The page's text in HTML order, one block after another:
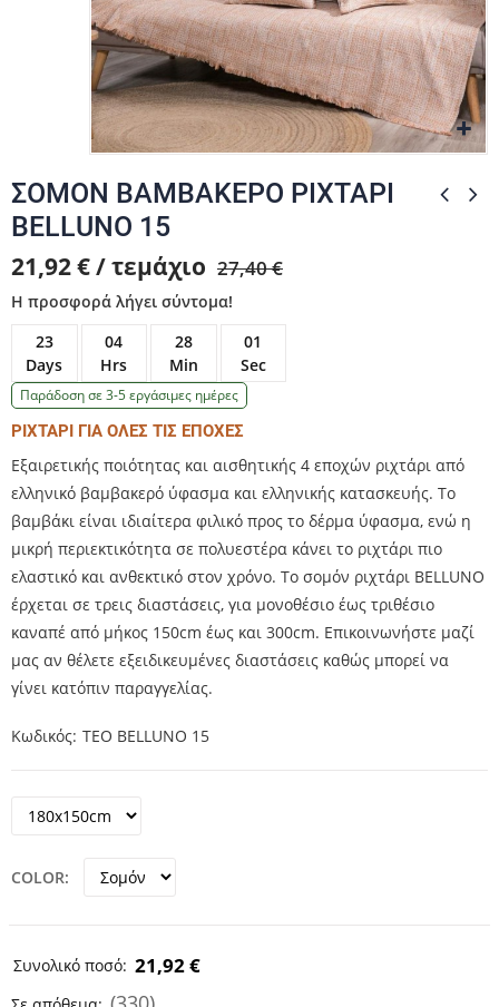
ΣΟΜΟΝ ΒΑΜΒΑΚΕΡΟ ΡΙΧΤΑΡΙ
BELLUNO 15
21,92 € / τεμάχιο 27,40 €
Η προσφορά λήγει σύντομα!
23
Days
04
Hrs
28
Min
01
Sec
Παράδοση σε 3-5 εργάσιμες ημέρες
ΡΙΧΤΑΡΙ ΓΙΑ ΟΛΕΣ ΤΙΣ ΕΠΟΧΕΣ
Εξαιρετικής ποιότητας και αισθητικής 4 εποχών ριχτάρι από
ελληνικό βαμβακερό ύφασμα και ελληνικής κατασκευής. Το
βαμβάκι είναι ιδιαίτερα φιλικό προς το δέρμα ύφασμα, ενώ η
μικρή περιεκτικότητα σε πολυεστέρα κάνει το ριχτάρι πιο
ελαστικό και ανθεκτικό στον χρόνο. Το σομόν ριχτάρι BELLUNO
έρχεται σε τρεις διαστάσεις, για μονοθέσιο έως τριθέσιο
καναπέ από μήκος 150cm έως και 300cm. Επικοινωνήστε μαζί
μας αν θέλετε εξειδικευμένες διαστάσεις καθώς μπορεί να
γίνει κατόπιν παραγγελίας.
Κωδικός TEO BELLUNO 15
COLOR
Συνολικό ποσό: 21,92 €